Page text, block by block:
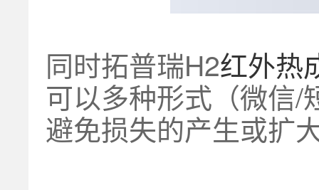
同时拓普瑞H2红外热
可以多种形式（微信/
避免损失的产生或扩